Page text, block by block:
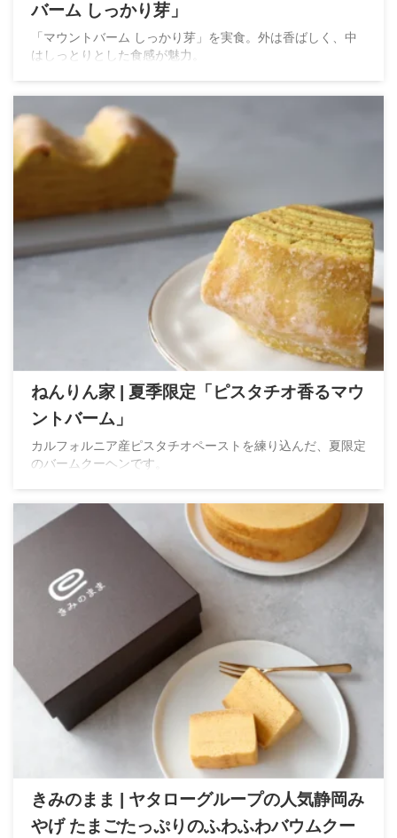
バーム しっかり芽」
「マウントバーム しっかり芽」を実食。外は香ばしく、中
はしっとりとした食感が魅力。
ねんりん家 | 夏季限定「ピスタチオ香るマウ
ントバーム」
カルフォルニア産ピスタチオペーストを練り込んだ、夏限定
のバームクーヘンです。
きみのまま | ヤタローグループの人気静岡み
やげ たまごたっぷりのふわふわバウムクー